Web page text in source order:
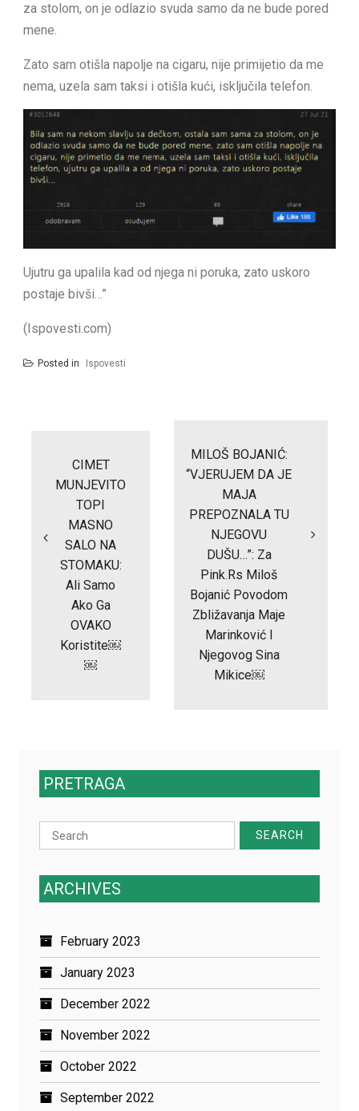
za stolom, on je odlazio svuda samo da ne bude pored
mene.
Zato sam otišla napolje na cigaru, nije primijetio da me
nema, uzela sam taksi i otišla kući, isključila telefon.
Ujutru ga upalila kad od njega ni poruka, zato uskoro
postaje bivši…”
(Ispovesti.com)
Posted in Ispovesti
CIMET
MUNJEVITO
TOPI
MASNO
SALO NA
STOMAKU:
Ali Samo
Ako Ga
OVAKO
Koristite￼
￼
MILOŠ BOJANIĆ:
“VJERUJEM DA JE
MAJA
PREPOZNALA TU
NJEGOVU
DUŠU…”: Za
Pink.rs Miloš
Bojanić Povodom
Zbližavanja Maje
Marinković I
Njegovog Sina
Mikice￼
PRETRAGA
Search
for:
ARCHIVES
February 2023
January 2023
December 2022
November 2022
October 2022
September 2022